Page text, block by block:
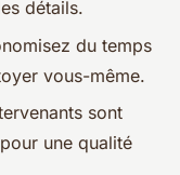
détails.
du temps
vous-même.
sont
une qualité